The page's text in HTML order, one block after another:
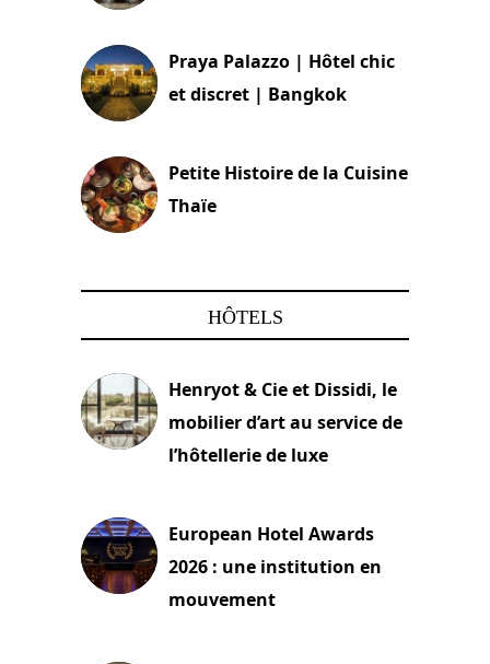
Praya Palazzo | Hôtel chic
et discret | Bangkok
Petite Histoire de la Cuisine
Thaïe
HÔTELS
Henryot & Cie et Dissidi, le
mobilier d’art au service de
l’hôtellerie de luxe
European Hotel Awards
2026 : une institution en
mouvement